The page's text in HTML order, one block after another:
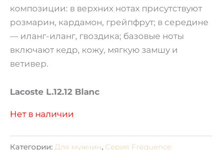
композиции: в верхних нотах присутствуют
розмарин, кардамон, грейпфрут; в середине
— иланг-иланг, гвоздика; базовые ноты
включают кедр, кожу, мягкую замшу и
ветивер.
Lacoste L.12.12 Blanc
Нет в наличии
Категории: Для мужчин, Серия Frequence